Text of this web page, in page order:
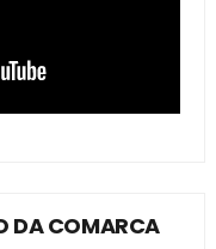
DA COMARCA